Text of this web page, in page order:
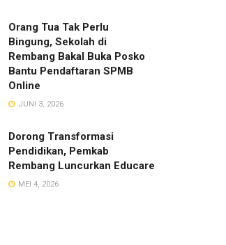
Orang Tua Tak Perlu
Bingung, Sekolah di
Rembang Bakal Buka Posko
Bantu Pendaftaran SPMB
Online
JUNI 3, 2026
Dorong Transformasi
Pendidikan, Pemkab
Rembang Luncurkan Educare
MEI 4, 2026